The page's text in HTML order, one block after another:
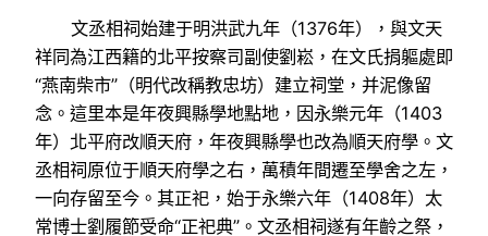
文丞相祠始建于明洪武九年（1376年），與文天
祥同為江西籍的北平按察司副使劉崧，在文氏捐軀處即
“燕南柴市”（明代改稱教忠坊）建立祠堂，并泥像留
念。這里本是年夜興縣學地點地，因永樂元年（1403
年）北平府改順天府，年夜興縣學也改為順天府學。文
丞相祠原位于順天府學之右，萬積年間遷至學舍之左，
一向存留至今。其正祀，始于永樂六年（1408年）太
常博士劉履節受命“正祀典”。文丞相祠遂有年齡之祭，